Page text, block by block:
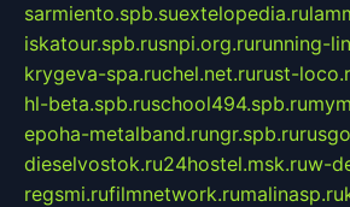
sarmiento.spb.suextelopedia.ru
iskatour.spb.rusnpi.org.rurunning-
krygeva-spa.ruchel.net.rurust-
hl-beta.spb.ruschool494.spb.ru
epoha-metalband.rungr.spb.ru
dieselvostok.ru24hostel.msk.ruw-
regsmi.rufilmnetwork.rumalinasp.ru